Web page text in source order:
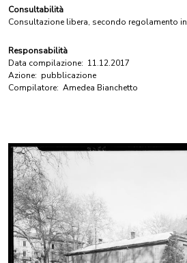
Consultabilità
Consultazione libera, secondo regolamento
Responsabilità
Data compilazione: 11.12.2017
Azione: pubblicazione
Compilatore: Amedea Bianchetto